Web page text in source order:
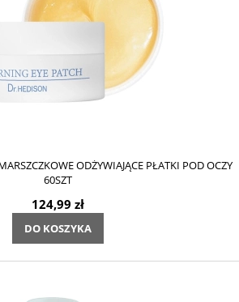
ODŻYWIAJĄCE PŁATKI POD OCZY
60SZT
124,99 zł
DO KOSZYKA